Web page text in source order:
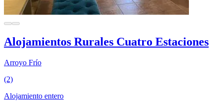
Alojamientos Rurales Cuatro Estaciones
Arroyo Frío
(2)
Alojamiento entero